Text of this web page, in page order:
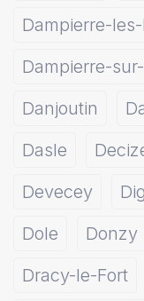
Dampierre-les-
Dampierre-
Danjoutin
Dasle
Devecey
Dole
Donzy
Dracy-le-Fort